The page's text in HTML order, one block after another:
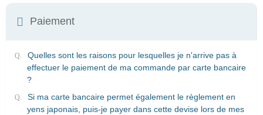
Paiement
Quelles sont les raisons pour lesquelles je n'arrive pas à
effectuer le paiement de ma commande par carte bancaire
?
Si ma carte bancaire permet également le règlement en
yens japonais, puis-je payer dans cette devise lors de mes